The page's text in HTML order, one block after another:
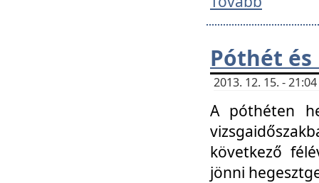
Póthét és
2013. 12. 15. -
A póthéten
következő
jönni